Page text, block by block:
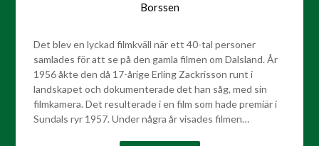
Borssen
Det blev en lyckad filmkväll när ett 40-tal personer
samlades för att se på den gamla filmen om Dalsland. År
1956 åkte den då 17-årige Erling Zackrisson runt i
landskapet och dokumenterade det han såg, med sin
filmkamera. Det resulterade i en film som hade premiär i
Sundals ryr 1957. Under några år visades filmen…